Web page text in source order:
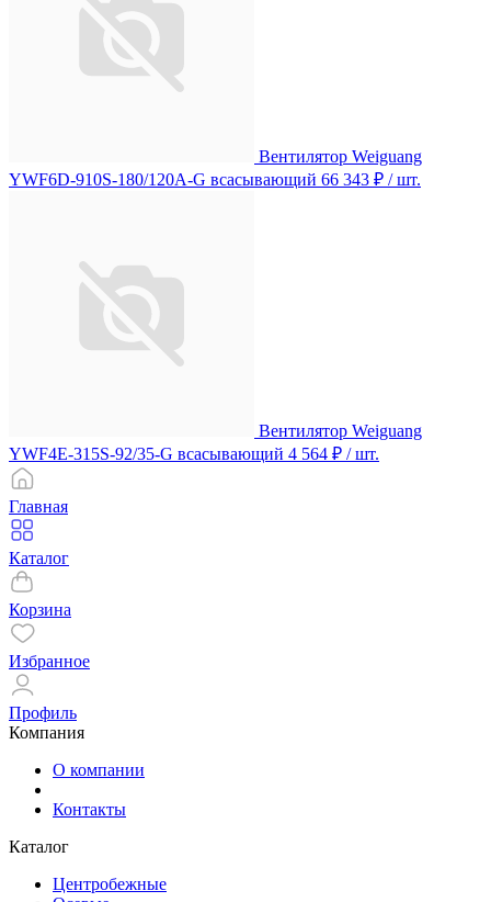
Вентилятор Weiguang
YWF6D-910S-180/120A-G всасывающий 66 343 ₽ / шт.
Вентилятор Weiguang
YWF4E-315S-92/35-G всасывающий 4 564 ₽ / шт.
Главная
Каталог
Корзина
Избранное
Профиль
Компания
О компании
Контакты
Каталог
Центробежные